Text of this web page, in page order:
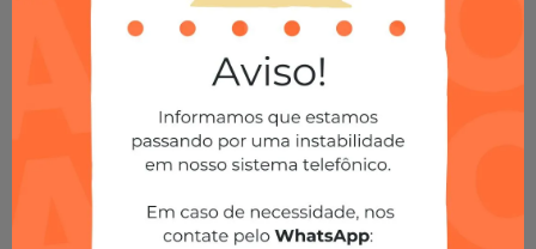
grande potencial de valorização. São eles.
Santa Quitéria.
Jardim Schaffer.
Los Angeles.
Vila Izabel.